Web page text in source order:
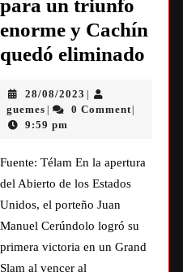
para un triunfo
enorme y Cachín
quedó eliminado
28/08/2023
guemes 0 Comment
9:59 pm
Fuente: Télam En la apertura
del Abierto de los Estados
Unidos, el porteño Juan
Manuel Cerúndolo logró su
primera victoria en un Grand
Slam al vencer al